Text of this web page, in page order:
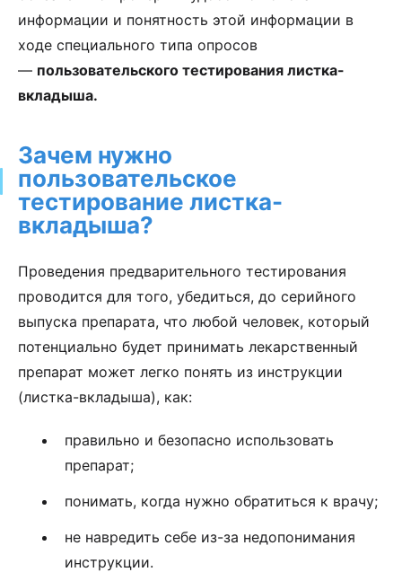
информации и понятность этой информации в
ходе специального типа опросов
— пользовательского тестирования листка-
вкладыша.
Зачем нужно
пользовательское
тестирование листка-
вкладыша?
Проведения предварительного тестирования
проводится для того, убедиться, до серийного
выпуска препарата, что любой человек, который
потенциально будет принимать лекарственный
препарат может легко понять из инструкции
(листка-вкладыша), как:
правильно и безопасно использовать
препарат;
понимать, когда нужно обратиться к врачу;
не навредить себе из-за недопонимания
инструкции.